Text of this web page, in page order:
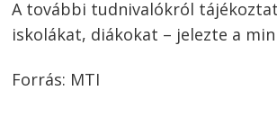
A további tudnivalókról
iskolákat, diákokat – jelezte a
Forrás: MTI